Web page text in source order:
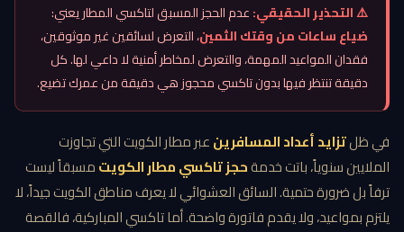
⚠️ التحذير الحقيقي:عدم الحجز المسبق لتاكسي المطار يعني:
ضياع ساعات من وقتك الثمين، التعرض لسائقين غير موثوقين،
فقدان المواعيد المهمة، والتعرض لمخاطر أمنية لا داعي لها. كل
دقيقة تنتظر فيها بدون تاكسي محجوز هي دقيقة من عمرك تضيع.
في ظلتزايد أعداد المسافرينعبر مطار الكويت التي تجاوزت
الملايين سنوياً، باتت خدمةحجز تاكسي مطار الكويتمسبقاً ليست
ترفاً بل ضرورة حتمية. السائق العشوائي لا يعرف مناطق الكويت جيداً، لا
يلتزم بمواعيد، ولا يقدم فاتورة واضحة. أما تاكسي المباركية، فالقصة